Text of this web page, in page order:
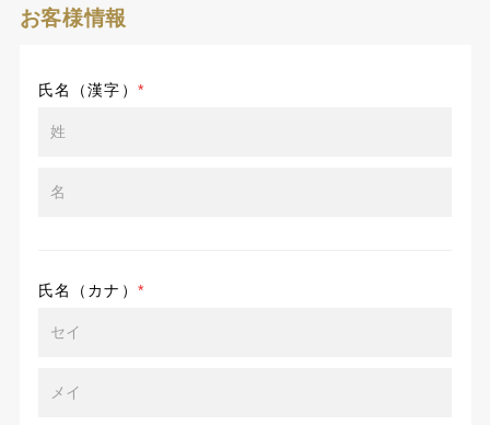
お客様情報
氏名（漢字） *
氏名（カナ） *